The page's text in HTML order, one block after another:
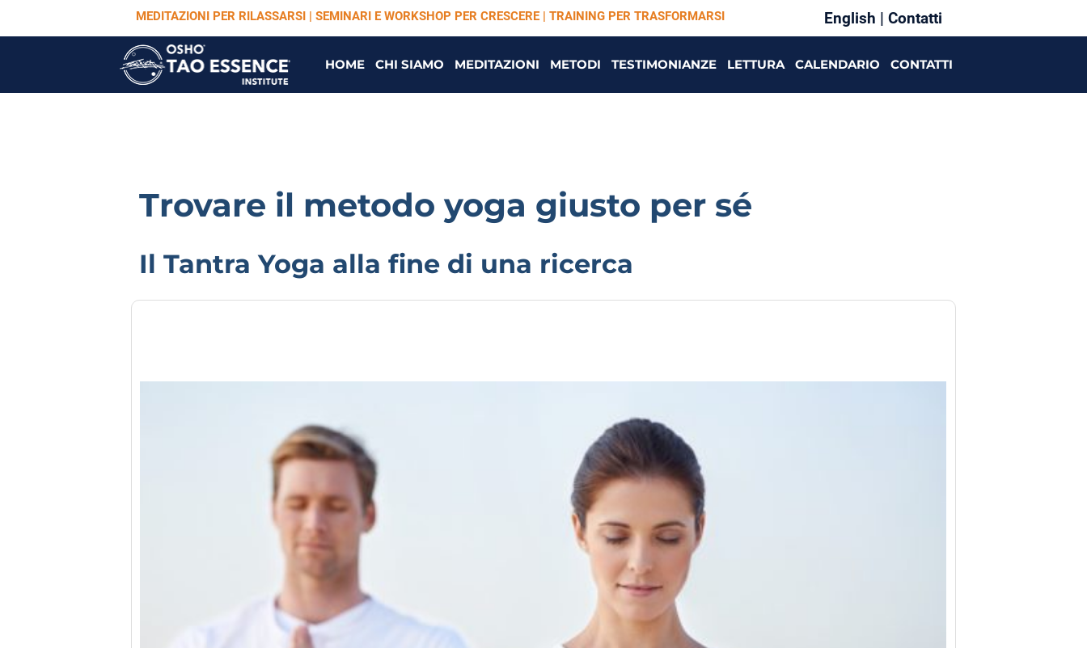
MEDITAZIONI PER RILASSARSI | SEMINARI E WORKSHOP PER CRESCERE | TRAINING PER TRASFORMARSI English | Contatti
HOME CHI SIAMO MEDITAZIONI METODI TESTIMONIANZE LETTURA CALENDARIO CONTATTI
Trovare il metodo yoga giusto per sé
Il Tantra Yoga alla fine di una ricerca